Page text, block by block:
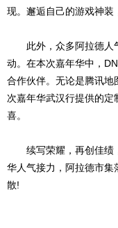
现。邂逅自己的游戏神装
此外，众多阿拉德人
动。在本次嘉年华中，
合作伙伴。无论是腾讯地
次嘉年华武汉行提供的
喜。
续写荣耀，再创佳绩
华人气接力，阿拉德市集
散!